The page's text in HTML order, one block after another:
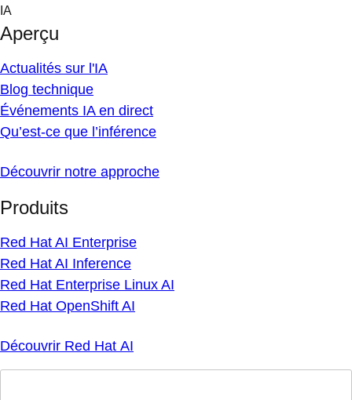
Skip
content
IA
Aperçu
Actualités sur l'IA
Blog technique
Événements IA en direct
Qu’est-ce que l’inférence
Découvrir notre approche
Produits
Red Hat AI Enterprise
Red Hat AI Inference
Red Hat Enterprise Linux AI
Red Hat OpenShift AI
Découvrir Red Hat AI